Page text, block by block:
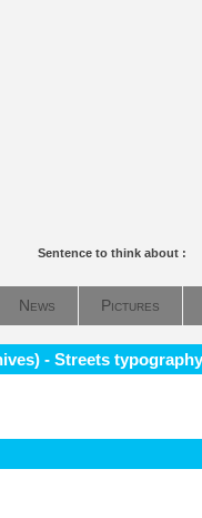
Sentence to think about :
News Pictures
- Streets typography